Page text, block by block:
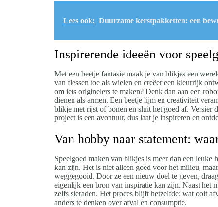
Lees ook: Duurzame kerstpakketten: een
Inspirerende ideeën voor
Met een beetje fantasie maak je van blikjes een
van flessen toe als wielen en creëer een kleurrijk
om iets originelers te maken? Denk dan aan een
dienen als armen. Een beetje lijm en creativiteit
blikje met rijst of bonen en sluit het goed af. Versier
project is een avontuur, dus laat je inspireren en
Van hobby naar statement:
Speelgoed maken van blikjes is meer dan een
kan zijn. Het is niet alleen goed voor het milieu,
weggegooid. Door ze een nieuw doel te geven,
eigenlijk een bron van inspiratie kan zijn. Naast het
zelfs sieraden. Het proces blijft hetzelfde: wat ooit
anders te denken over afval en consumptie.